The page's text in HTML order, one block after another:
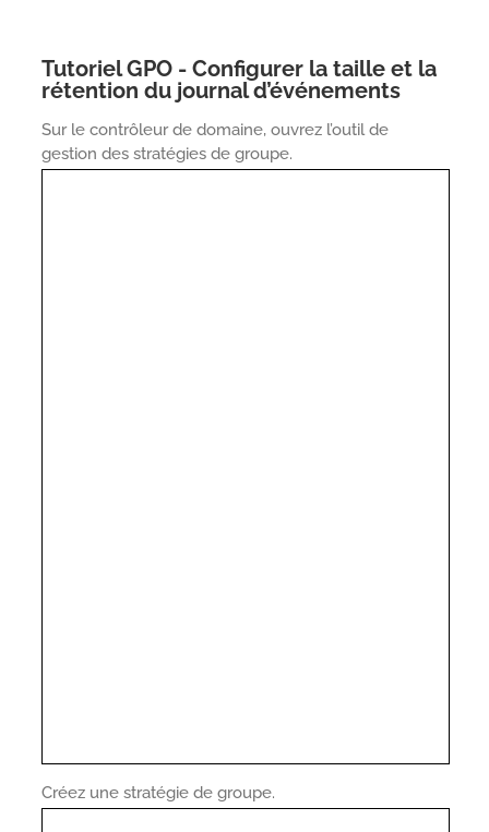
Tutoriel GPO - Configurer la taille et la
rétention du journal d’événements
Sur le contrôleur de domaine, ouvrez l’outil de
gestion des stratégies de groupe.
Créez une stratégie de groupe.